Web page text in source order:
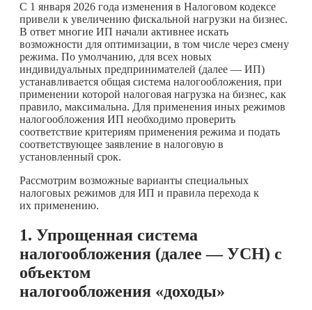
С 1 января 2026 года изменения в Налоговом кодексе
привели к увеличению фискальной нагрузки на бизнес.
В ответ многие ИП начали активнее искать
возможности для оптимизации, в том числе через смену
режима. По умолчанию, для всех новых
индивидуальных предпринимателей (далее — ИП)
устанавливается общая система налогообложения, при
применении которой налоговая нагрузка на бизнес, как
правило, максимальна. Для применения иных режимов
налогообложения ИП необходимо проверить
соответствие критериям применения режима и подать
соответствующее заявление в налоговую в
установленный срок.
Рассмотрим возможные варианты специальных
налоговых режимов для ИП и правила перехода к
их применению.
1. Упрощенная система
налогообложения (далее — УСН) с
объектом
налогообложения «доходы»